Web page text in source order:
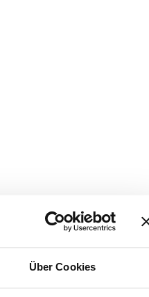
Über Cookies